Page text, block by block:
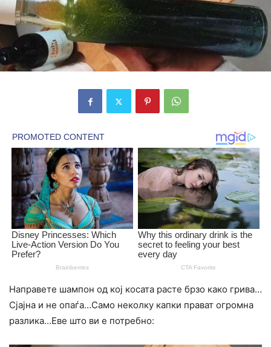
Направете шампон од кој косата расте брзо како грива…
Сјајна и не опаѓа…Само неколку капки прават огромна
разлика…Еве што ви е потребно: